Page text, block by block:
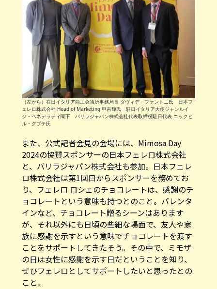
（左から）在日イタリア商工会議所事務局長 ダヴィデ・ファントニ氏 日本フ
ェレロ株式会社 Head of Marketing 甲吉輝氏 駐日イタリア大使ジャンルイ
ジ・ベネデッティ閣下 バリラジャパン株式会社代表取締役駐日代表 ニックヒ
ル・グプテ氏
また、公式記者会見の会場には、Mimosa Day
2024の協賛スポンサーの日本フェレロ株式会社
と、バリラジャパン株式会社も参加。日本フェレ
ロ株式会社は第1回目からスポンサーを務めてお
り、フェレロ ロシェのチョコレートは、感謝のチ
ョコレートという意味も持つとのこと。バレンタ
インなど、チョコレート贈るシーンはあります
が、それ以外にも日頃の些細な場面で、友人や家
族に感謝を示すという意味でチョコレートを渡す
ことをサポートしてきたそう。その中で、ミモザ
の日は女性に感謝を示す日だということを知り、
ぜひフェレロとしてサポートしたいと思ったとの
こと。